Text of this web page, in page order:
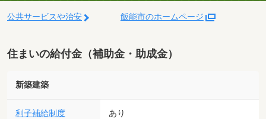
公共サービスや治安 飯能市のホームページ
住まいの給付金（補助金・助成金）
新築建築
利子補給制度 あり